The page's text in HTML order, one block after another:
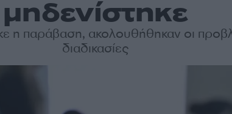
μηδενίστηκε
η παράβαση, ακολουθήθηκαν οι
διαδικασίες